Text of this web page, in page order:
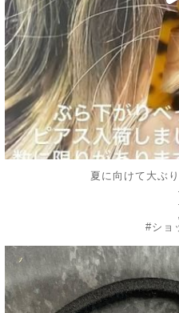
夏に向けて大ぶ
.
.
,
#ショ
decojewelrymahalo
7月 4